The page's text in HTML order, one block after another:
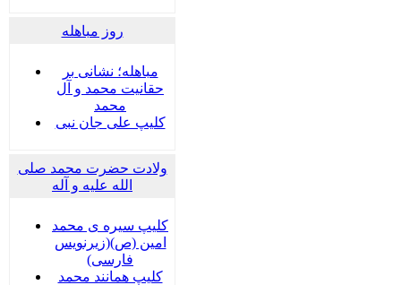
روز مباهله
مباهله؛ نشانی بر
حقانیت محمد و آل
محمد
کلیپ علی جان نبی
ولادت حضرت محمد صلی
الله علیه و آله
کلیپ سیره ی محمد
امین (ص)(زیرنویس
فارسی)
کلیپ همانند محمد